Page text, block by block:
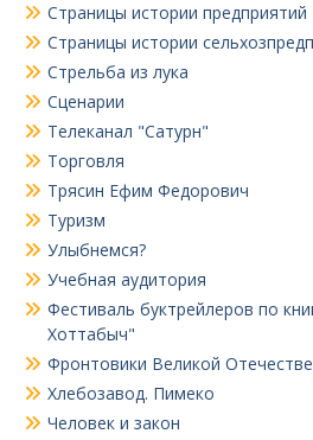
Страницы истории предприятий
Страницы истории
Стрельба из лука
Сценарии
Телеканал "Сатурн"
Торговля
Трясин Ефим Федорович
Туризм
Улыбнемся?
Учебная аудитория
Фестиваль буктрейлеров по
Хоттабыч"
Фронтовики Великой
Хлебозавод. Пимеко
Человек и закон